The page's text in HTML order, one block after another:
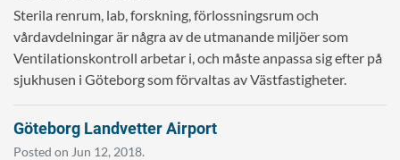
Sterila renrum, lab, forskning, förlossningsrum och
vårdavdelningar är några av de utmanande miljöer som
Ventilationskontroll arbetar i, och måste anpassa sig efter på
sjukhusen i Göteborg som förvaltas av Västfastigheter.
Göteborg Landvetter Airport
Posted on Jun 12, 2018.